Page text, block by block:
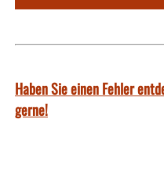
Haben Sie einen Fehler
gerne!